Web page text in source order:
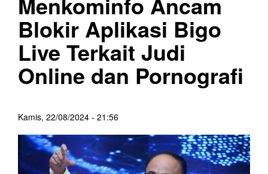
Blokir Aplikasi Bigo
Live Terkait Judi
Online dan Pornografi
Kamis, 22/08/2024 - 21:56